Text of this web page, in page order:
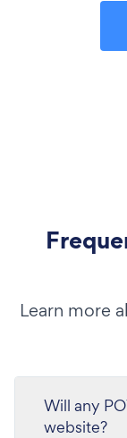
Learn more
Will any
website?